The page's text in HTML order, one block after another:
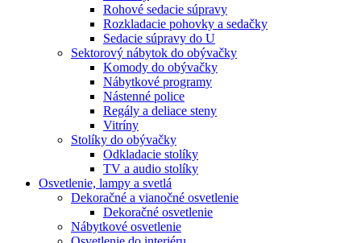
Rohové sedacie súpravy
Rozkladacie pohovky a sedačky
Sedacie súpravy do U
Sektorový nábytok do obývačky
Komody do obývačky
Nábytkové programy
Nástenné police
Regály a deliace steny
Vitríny
Stolíky do obývačky
Odkladacie stolíky
TV a audio stolíky
Osvetlenie, lampy a svetlá
Dekoračné a vianočné osvetlenie
Dekoračné osvetlenie
Nábytkové osvetlenie